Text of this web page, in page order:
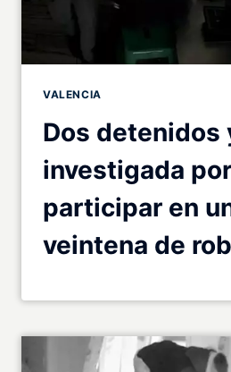
VALENCIA
Dos detenidos
investigada por
participar en
veintena de